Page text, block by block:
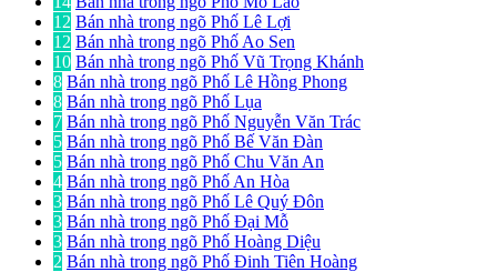
12 Bán nhà trong ngõ Phố Lê Lợi
12 Bán nhà trong ngõ Phố Ao Sen
10 Bán nhà trong ngõ Phố Vũ Trọng Khánh
8 Bán nhà trong ngõ Phố Lê Hồng Phong
8 Bán nhà trong ngõ Phố Lụa
7 Bán nhà trong ngõ Phố Nguyễn Văn Trác
5 Bán nhà trong ngõ Phố Bế Văn Đàn
5 Bán nhà trong ngõ Phố Chu Văn An
4 Bán nhà trong ngõ Phố An Hòa
3 Bán nhà trong ngõ Phố Lê Quý Đôn
3 Bán nhà trong ngõ Phố Đại Mỗ
3 Bán nhà trong ngõ Phố Hoàng Diệu
2 Bán nhà trong ngõ Phố Đinh Tiên Hoàng